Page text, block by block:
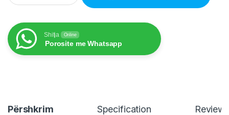
Shitja Online
Porosite me Whatsapp
Përshkrim Specification